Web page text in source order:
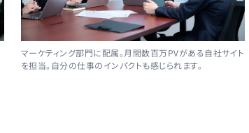
マーケティング部門に配属。月間数百万PVがある自社サイト
を担当。自分の仕事のインパクトも感じられます。